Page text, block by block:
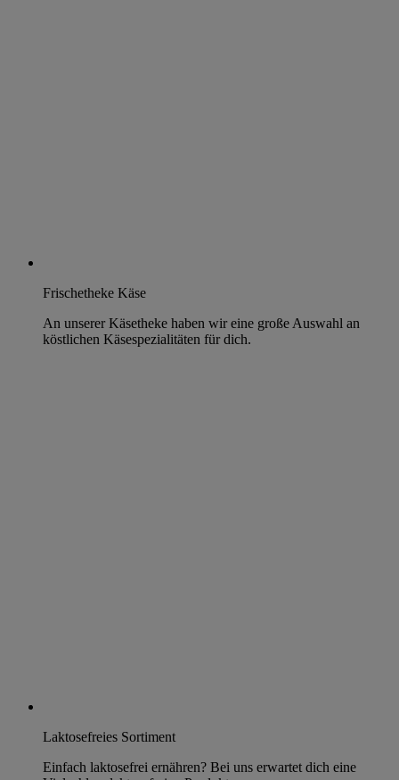
Frischetheke Käse
An unserer Käsetheke haben wir eine große Auswahl an
köstlichen Käsespezialitäten für dich.
Laktosefreies Sortiment
Einfach laktosefrei ernähren? Bei uns erwartet dich eine